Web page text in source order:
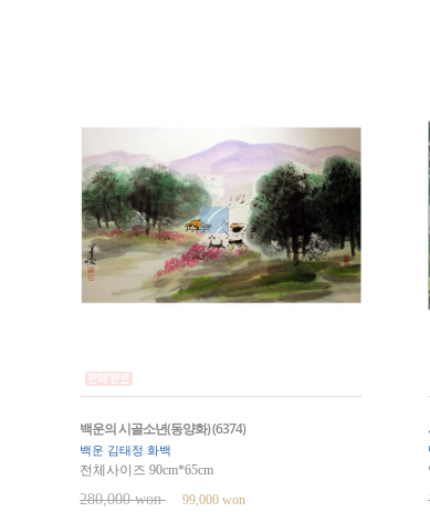
백운의 시골소년(동양화) (6374)
백운 김태정 화백
전체사이즈 90cm*65cm
280,000 won 99,000 won